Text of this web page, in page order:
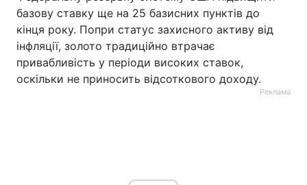
базову ставку ще на 25 базисних пунктів до
кінця року. Попри статус захисного активу від
інфляції, золото традиційно втрачає
привабливість у періоди високих ставок,
оскільки не приносить відсоткового доходу.
Реклама